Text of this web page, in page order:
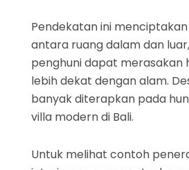
Pendekatan ini
antara ruang dalam dan
penghuni dapat merasakan
lebih dekat dengan alam.
banyak diterapkan pada
villa modern di Bali.
Untuk melihat contoh